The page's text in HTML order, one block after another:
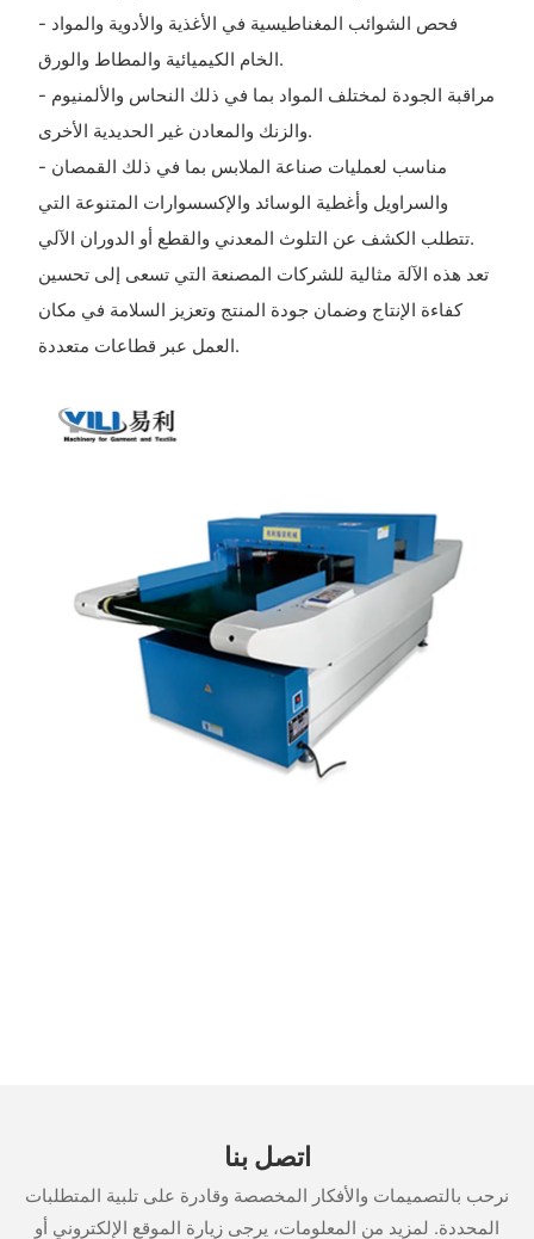
- فحص الشوائب المغناطيسية في الأغذية والأدوية والمواد
الخام الكيميائية والمطاط والورق.
- مراقبة الجودة لمختلف المواد بما في ذلك النحاس والألمنيوم
والزنك والمعادن غير الحديدية الأخرى.
- مناسب لعمليات صناعة الملابس بما في ذلك القمصان
والسراويل وأغطية الوسائد والإكسسوارات المتنوعة التي
تتطلب الكشف عن التلوث المعدني والقطع أو الدوران الآلي.
تعد هذه الآلة مثالية للشركات المصنعة التي تسعى إلى تحسين
كفاءة الإنتاج وضمان جودة المنتج وتعزيز السلامة في مكان
العمل عبر قطاعات متعددة.
اتصل بنا
نرحب بالتصميمات والأفكار المخصصة وقادرة على تلبية المتطلبات
المحددة. لمزيد من المعلومات، يرجى زيارة الموقع الإلكتروني أو